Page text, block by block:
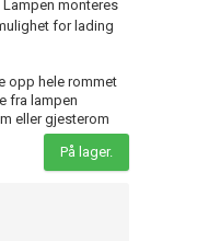
monteres
for lading
opp hele rommet
fra lampen
eller gjesterom
På lager.